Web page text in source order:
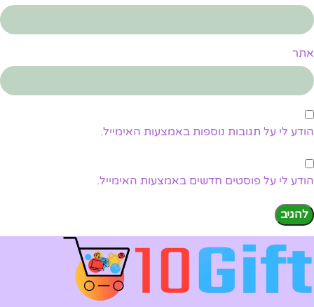
אתר
הודע לי על תגובות נוספות באמצעות האימייל.
הודע לי על פוסטים חדשים באמצעות האימייל.